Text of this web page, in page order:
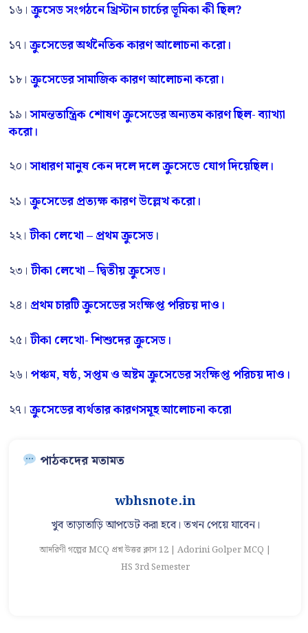
১৬। ক্রুসেড সংগঠনে খ্রিস্টান চার্চের ভূমিকা কী ছিল?
১৭। ক্রুসেডের অর্থনৈতিক কারণ আলোচনা করো।
১৮। ক্রুসেডের সামাজিক কারণ আলোচনা করো।
১৯।সামন্ততান্ত্রিক শোষণ ক্রুসেডের অন্যতম কারণ ছিল- ব্যাখ্যা
করো।
২০।সাধারণ মানুষ কেন দলে দলে ক্রুসেডে যোগ দিয়েছিল।
২১। ক্রুসেডের প্রত্যক্ষ কারণ উল্লেখ করো।
২২। টীকা লেখো – প্রথম ক্রুসেড।
২৩। টীকা লেখো – দ্বিতীয় ক্রুসেড।
২৪। প্রথম চারটি ক্রুসেডের সংক্ষিপ্ত পরিচয় দাও।
২৫। টীকা লেখো- শিশুদের ক্রুসেড।
২৬। পঞ্চম, ষষ্ঠ, সপ্তম ও অষ্টম ক্রুসেডের সংক্ষিপ্ত পরিচয় দাও।
২৭। ক্রুসেডের ব্যর্থতার কারণসমূহ আলোচনা করো
পাঠকদের মতামত
wbhsnote.in
খুব তাড়াতাড়ি আপডেট করা হবে। তখন পেয়ে যাবেন।
আদরিণী গল্পের MCQ প্রশ্ন উত্তর ক্লাস 12 | Adorini Golper MCQ |
HS 3rd Semester